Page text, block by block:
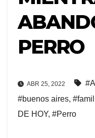
PERRO
ABR 25, 2022
#buenos aires,
DE HOY, #Perro